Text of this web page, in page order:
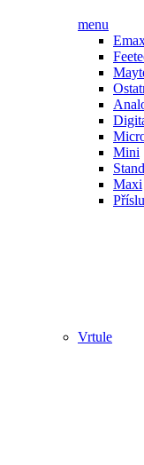
menu
Mini
Maxi
Vrtule